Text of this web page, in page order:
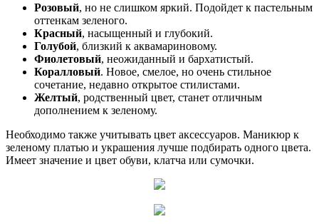
Розовый, но не слишком яркий. Подойдет к пастельным
оттенкам зеленого.
Красный, насыщенный и глубокий.
Голубой, близкий к аквамариновому.
Фиолетовый, неожиданный и бархатистый.
Коралловый. Новое, смелое, но очень стильное
сочетание, недавно открытое стилистами.
Желтый, родственный цвет, станет отличным
дополнением к зеленому.
Необходимо также учитывать цвет аксессуаров. Маникюр к
зеленому платью и украшения лучше подбирать одного цвета.
Имеет значение и цвет обуви, клатча или сумочки.